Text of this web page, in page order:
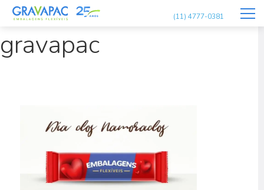
(11) 4777-0381
dia-dos-namorados-
gravapac